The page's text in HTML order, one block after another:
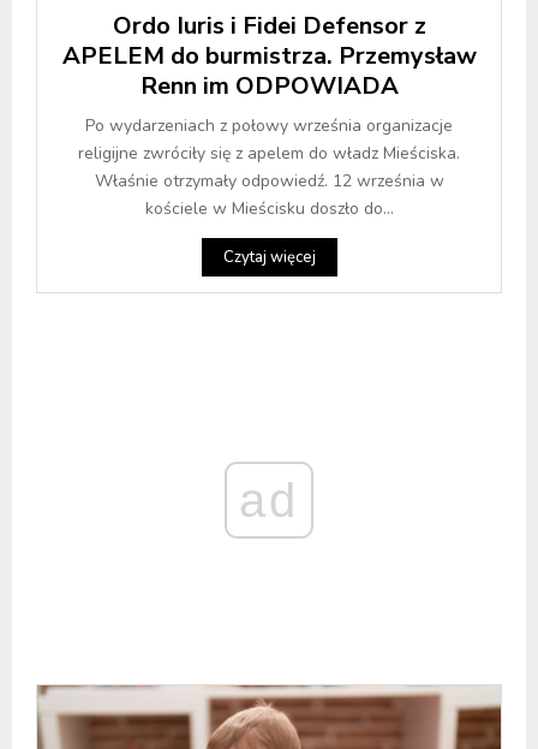
Ordo Iuris i Fidei Defensor z
APELEM do burmistrza. Przemysław
Renn im ODPOWIADA
Po wydarzeniach z połowy września organizacje
religijne zwróciły się z apelem do władz Mieściska.
Właśnie otrzymały odpowiedź. 12 września w
kościele w Mieścisku doszło do...
Czytaj więcej
ad